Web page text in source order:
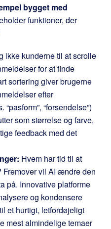
bygget med
funktioner, der
ikke kunderne til at scrolle
for at finde
sortering giver brugerne
efter
“forsendelse”)
som størrelse og farve,
feedback med det
Hvem har tid til at
vil AI ændre den
på. Innovative platforme
og kondensere
et hurtigt, letfordøjeligt
mest almindelige temaer